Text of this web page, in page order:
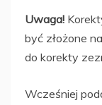
Uwaga!
być złożone
do korekty
Wcześniej